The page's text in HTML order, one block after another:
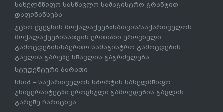
სახელმწიფო სასწავლო სამაგისტრო გრანტით
დაფინანსება
უცხო ქვეყნის მოქალაქეებისათვის/საქართველოს
მოქალაქეებისათვის ერთიანი ეროვნული
გამოცდების/საერთო სამაგისტრო გამოცდების
გავლის გარეშე სწავლის გაგრძელება
სტუდენტური ბარათი
სსიპ – საქართველოს სპორტის სახელმწიფო
უნივერსიტეტში ეროვნული გამოცდების გავლის
გარეშე ჩარიცხვა